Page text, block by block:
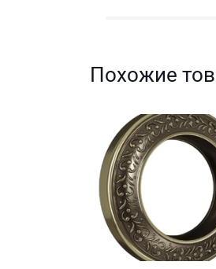
Похожие